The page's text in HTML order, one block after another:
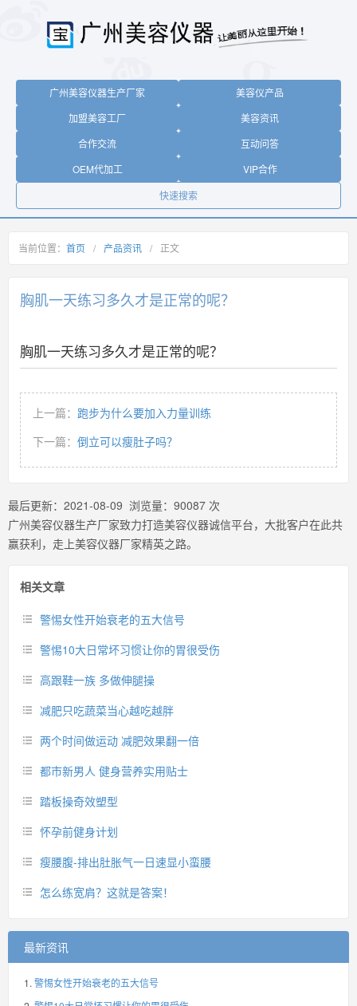
广州美容仪器生产厂家
美容仪产品
加盟美容工厂
美容资讯
合作交流
互动问答
OEM代加工
VIP合作
快速搜索
当前位置： 首页 / 产品资讯 / 正文
胸肌一天练习多久才是正常的呢？
胸肌一天练习多久才是正常的呢？
上一篇： 跑步为什么要加入力量训练
下一篇： 倒立可以瘦肚子吗？
最后更新： 2021-08-09 浏览量： 90087 次
广州美容仪器生产厂家致力打造美容仪器诚信平台，大批客户在此共
赢获利，走上美容仪器厂家精英之路。
相关文章
警惕女性开始衰老的五大信号
警惕10大日常坏习惯让你的胃很受伤
高跟鞋一族 多做伸腿操
减肥只吃蔬菜当心越吃越胖
两个时间做运动 减肥效果翻一倍
都市新男人 健身营养实用贴士
踏板操奇效塑型
怀孕前健身计划
瘦腰腹-排出肚胀气一日速显小蛮腰
怎么练宽肩？这就是答案！
最新资讯
警惕女性开始衰老的五大信号